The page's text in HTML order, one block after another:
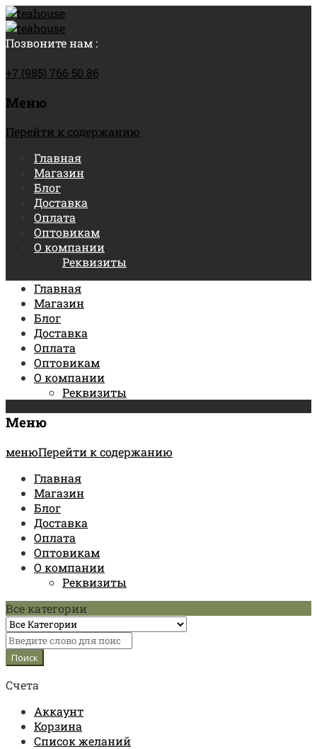
Позвоните нам :
+7 (985) 766 50 86
Меню
Перейти к содержанию
Главная
Магазин
Блог
Доставка
Оплата
Оптовикам
О компании
Реквизиты
Главная
Магазин
Блог
Доставка
Оплата
Оптовикам
О компании
Реквизиты
Меню
менюПерейти к содержанию
Главная
Магазин
Блог
Доставка
Оплата
Оптовикам
О компании
Реквизиты
Все категории
Счета
Аккаунт
Корзина
Список желаний